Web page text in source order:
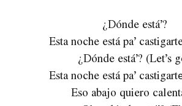
¿Dónde está’?
Esta noche está pa’
¿Dónde está’? (Let’s
Esta noche está pa’
Eso abajo quiero